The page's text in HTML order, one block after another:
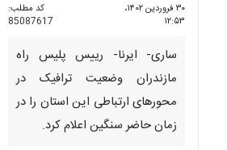
۳۰ فروردین ۱۴۰۲،
۱۲:۵۳
کد مطلب:
85087617
ساری- ایرنا- رییس پلیس راه
مازندران وضعیت ترافیک در
محورهای ارتباطی این استان را در
زمان حاضر سنگین اعلام کرد.